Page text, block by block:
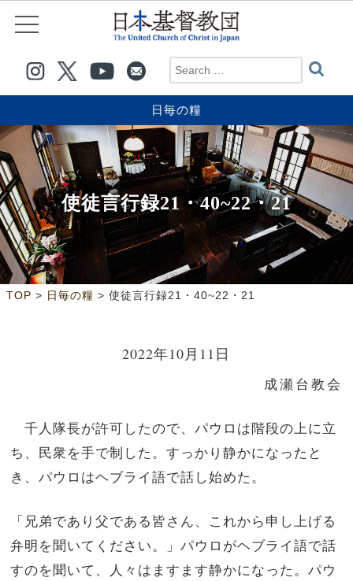
日毎の糧
使徒言行録21・40~22・21
TOP > 日毎の糧 > 使徒言行録21・40~22・21
2022年10月11日
成瀬台教会
千人隊長が許可したので、パウロは階段の上に立
ち、民衆を手で制した。すっかり静かになったと
き、パウロはヘブライ語で話し始めた。
「兄弟であり父である皆さん、これから申し上げる
弁明を聞いてください。」パウロがヘブライ語で話
すのを聞いて、人々はますます静かになった。パウ